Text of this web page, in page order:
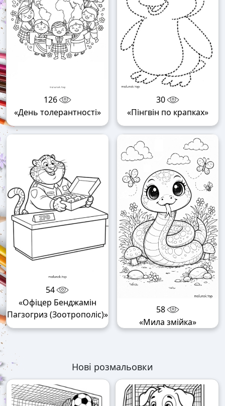
126
«День толерантності»
30
«Пінгвін по крапках»
54
«Офіцер Бенджамін
Пагзогриз (Зоотрополіс)»
58
«Мила змійка»
Нові розмальовки